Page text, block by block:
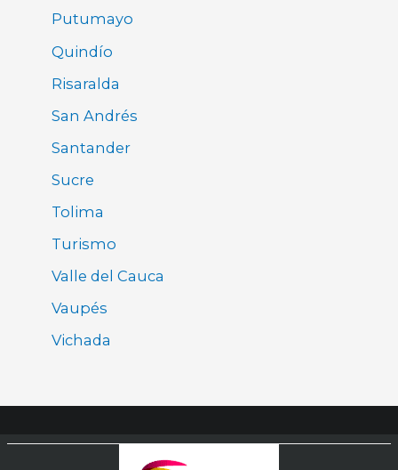
Putumayo
Quindío
Risaralda
San Andrés
Santander
Sucre
Tolima
Turismo
Valle del Cauca
Vaupés
Vichada